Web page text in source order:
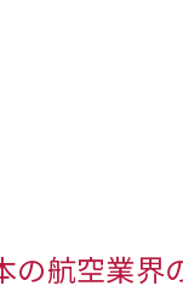
の航空業